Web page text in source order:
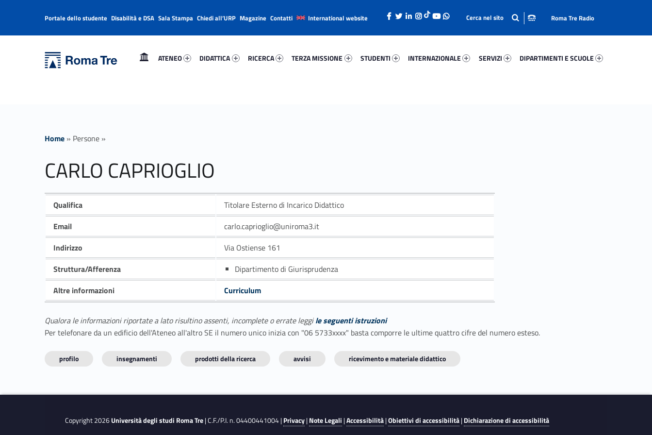
CARLO CAPRIOGLIO - Università Roma Tre
ATENEO
DIDATTICA
RICERCA
TERZA MISSIONE
STUDENTI
INTERNAZIONALE
SERVIZI
DIPARTIMENTI E SCUOLE
Header info sidebar
Portale dello studente Disabilità e DSA Sala Stampa Chiedi all’URP Magazine Contatti International website Roma Tre Radio
Home » Persone »
CARLO CAPRIOGLIO
Qualifica
Titolare Esterno di Incarico Didattico
Email
carlo.caprioglio@uniroma3.it
Indirizzo
Via Ostiense 161
Struttura/Afferenza
Dipartimento di Giurisprudenza
Altre informazioni
Curriculum
Qualora le informazioni riportate a lato risultino assenti, incomplete o errate leggile seguenti istruzioni
Per telefonare da un edificio dell'Ateneo all'altro SE il numero unico inizia con "06 5733xxxx" basta comporre le ultime quattro cifre del numero esteso.
profilo insegnamenti prodotti della ricerca avvisi ricevimento e materiale didattico
Copyright 2026Università degli studi Roma Tre| C.F./P.I. n. 04400441004 |Privacy|Note Legali |Accessibilità|Obiettivi di accessibilità|Dichiarazione di accessibilità